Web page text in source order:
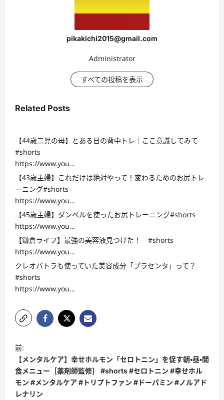
pikakichi2015@gmail.com
Administrator
すべての投稿を表示
Related Posts
【44歳二児の母】とある日の背中トレ｜ここ意識してみて
#shorts
https://www.you…
【43歳主婦】これだけは絶対やって！変わるためのお尻トレ
ーニング#shorts
https://www.you…
【45歳主婦】ダンベルを使ったお尻トレーニング#shorts
https://www.you…
【鎌倉ライフ】最強の美容液見つけた！ #shorts
https://www.you…
クレオパトラも使っていた美容成分「プラセンタ」って？
#shorts
https://www.you…
投
稿
ナ
ビ
前:
【メンタルケア】幸せホルモン「セロトニン」を促す朝・昼・間
食メニュー［薬剤師監修］ #shorts #セロトニン #幸せホル
モン #メンタルケア #トリプトファン #ドーパミン #ノルアド
レナリン